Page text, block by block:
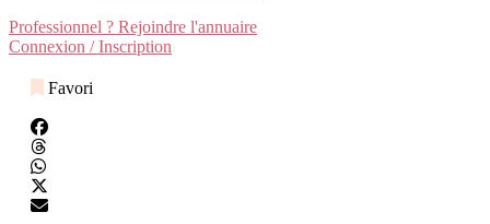
Professionnel ? Rejoindre l'annuaire
Connexion / Inscription
Favori